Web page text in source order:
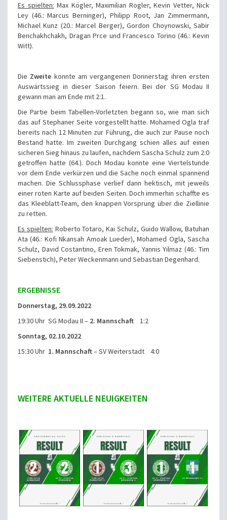
Es spielten: Max Kögler, Maximilian Rogler, Kevin Vetter, Nick
Ley (46.: Marcus Berninger), Philipp Root, Jan Zimmermann,
Michael Kunz (20.: Marcel Berger), Gordon Choynowski, Sabir
Benchakhchakh, Dragan Prce und Francesco Torino (46.: Kevin
Witt).
Die Zweite konnte am vergangenen Donnerstag ihren ersten
Auswärtssieg in dieser Saison feiern. Bei der SG Modau II
gewann man am Ende mit 2:1.
Die Partie beim Tabellen-Vorletzten begann so, wie man sich
das auf Stephaner Seite vorgestellt hatte. Mohamed Ogla traf
bereits nach 12 Minuten zur Führung, die auch zur Pause noch
Bestand hatte. Im zweiten Durchgang schien alles auf einen
sicheren Sieg hinaus zu laufen, nachdem Sascha Schulz zum 2:0
getroffen hatte (64.). Doch Modau konnte eine Viertelstunde
vor dem Ende verkürzen und die Sache noch einmal spannend
machen. Die Schlussphase verlief dann hektisch, mit jeweils
einer roten Karte auf beiden Seiten. Doch immerhin schaffte es
das Kleeblatt-Team, den knappen Vorsprung über die Ziellinie
zu retten.
Es spielten: Roberto Totaro, Kai Schulz, Guido Wallow, Batuhan
Ata (46.: Kofi Nkansah Amoak Lueder), Mohamed Ogla, Sascha
Schulz, David Costantino, Eren Tokmak, Yannis Yilmaz (46.: Tim
Siebenstich), Peter Weckenmann und Sebastian Degenhard.
ERGEBNISSE
Donnerstag, 29.09.2022
19:30 Uhr SG Modau II – 2. Mannschaft 1:2
Sonntag, 02.10.2022
15:30 Uhr 1. Mannschaft– SV Weiterstadt 4:0
WEITERE AKTUELLE NEUIGKEITEN